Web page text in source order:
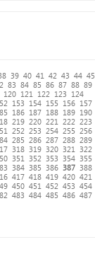
39 40 41 42 43 44 45
83 84 85 86 87 88 89
120 121 122 123
124
153 154 155 156 157
186 187 188 189 190
219 220 221 222
223
252 253 254 255
256
285 286 287 288 289
318 319 320 321
322
351 352 353 354 355
384 385 386 387 388
417 418 419 420 421
450 451 452 453 454
483 484 485 486 487